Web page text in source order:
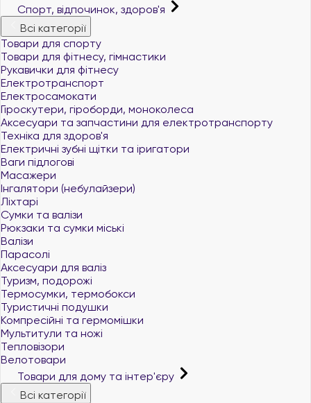
Спорт, відпочинок, здоров'я
Всі категорії
Товари для спорту
Товари для фітнесу, гімнастики
Рукавички для фітнесу
Електротранспорт
Електросамокати
Гіроскутери, гіроборди, моноколеса
Аксесуари та запчастини для електротранспорту
Техніка для здоров'я
Електричні зубні щітки та іригатори
Ваги підлогові
Масажери
Інгалятори (небулайзери)
Ліхтарі
Сумки та валізи
Рюкзаки та сумки міські
Валізи
Парасолі
Аксесуари для валіз
Туризм, подорожі
Термосумки, термобокси
Туристичні подушки
Компресійні та гермомішки
Мультитули та ножі
Тепловізори
Велотовари
Товари для дому та інтер'єру
Всі категорії